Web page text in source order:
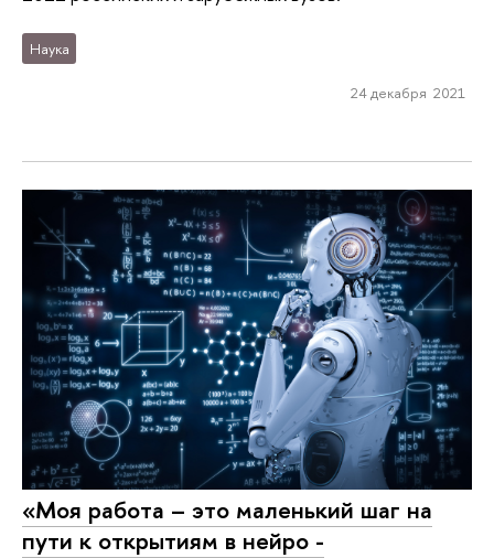
Наука
24 декабря 2021
«Моя работа – это маленький шаг на
пути к открытиям в нейро -